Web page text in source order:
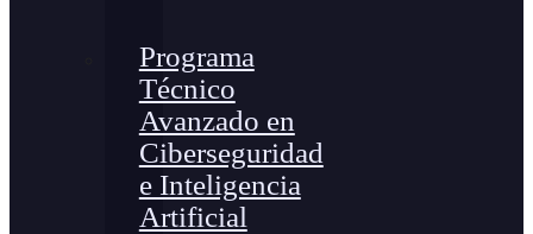
Programa
Técnico
Avanzado en
Ciberseguridad
e Inteligencia
Artificial